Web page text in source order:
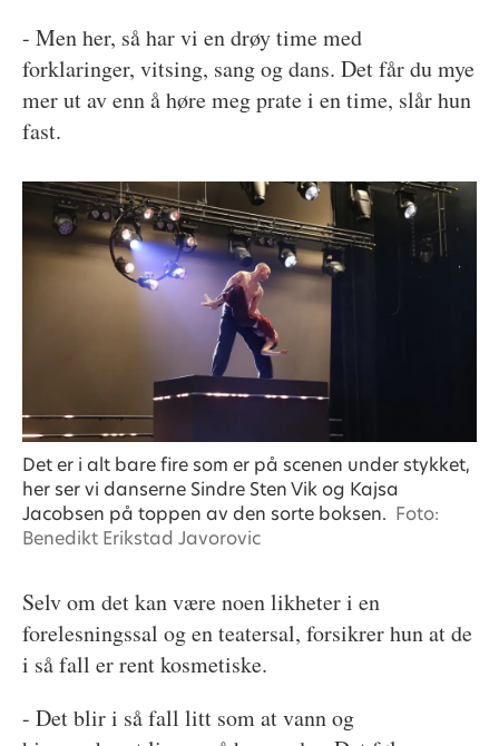
- Men her, så har vi en drøy time med
forklaringer, vitsing, sang og dans. Det får du mye
mer ut av enn å høre meg prate i en time, slår hun
fast.
Det er i alt bare fire som er på scenen under stykket,
her ser vi danserne Sindre Sten Vik og Kajsa
Jacobsen på toppen av den sorte boksen. Foto:
Benedikt Erikstad Javorovic
Selv om det kan være noen likheter i en
forelesningssal og en teatersal, forsikrer hun at de
i så fall er rent kosmetiske.
- Det blir i så fall litt som at vann og